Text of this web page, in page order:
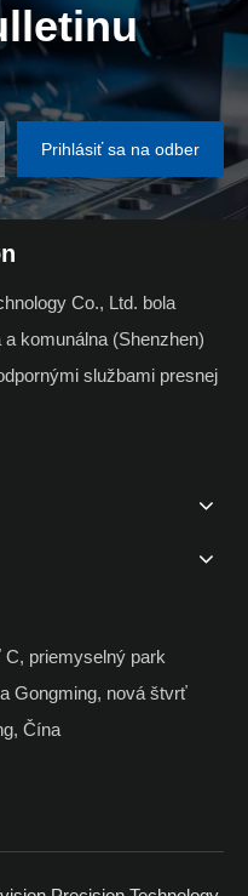
Prihlásiť sa na odber
Co., Ltd. bola
komunálna (Shenzhen)
službami presnej
C, priemyselný park
Gongming, nová štvrť
Čína